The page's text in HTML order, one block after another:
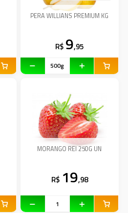
PERA WILLIANS PREMIUM KG
R$ 9,95
MORANGO REI 250G UN
R$ 19,98